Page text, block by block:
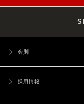
会則
採用情報